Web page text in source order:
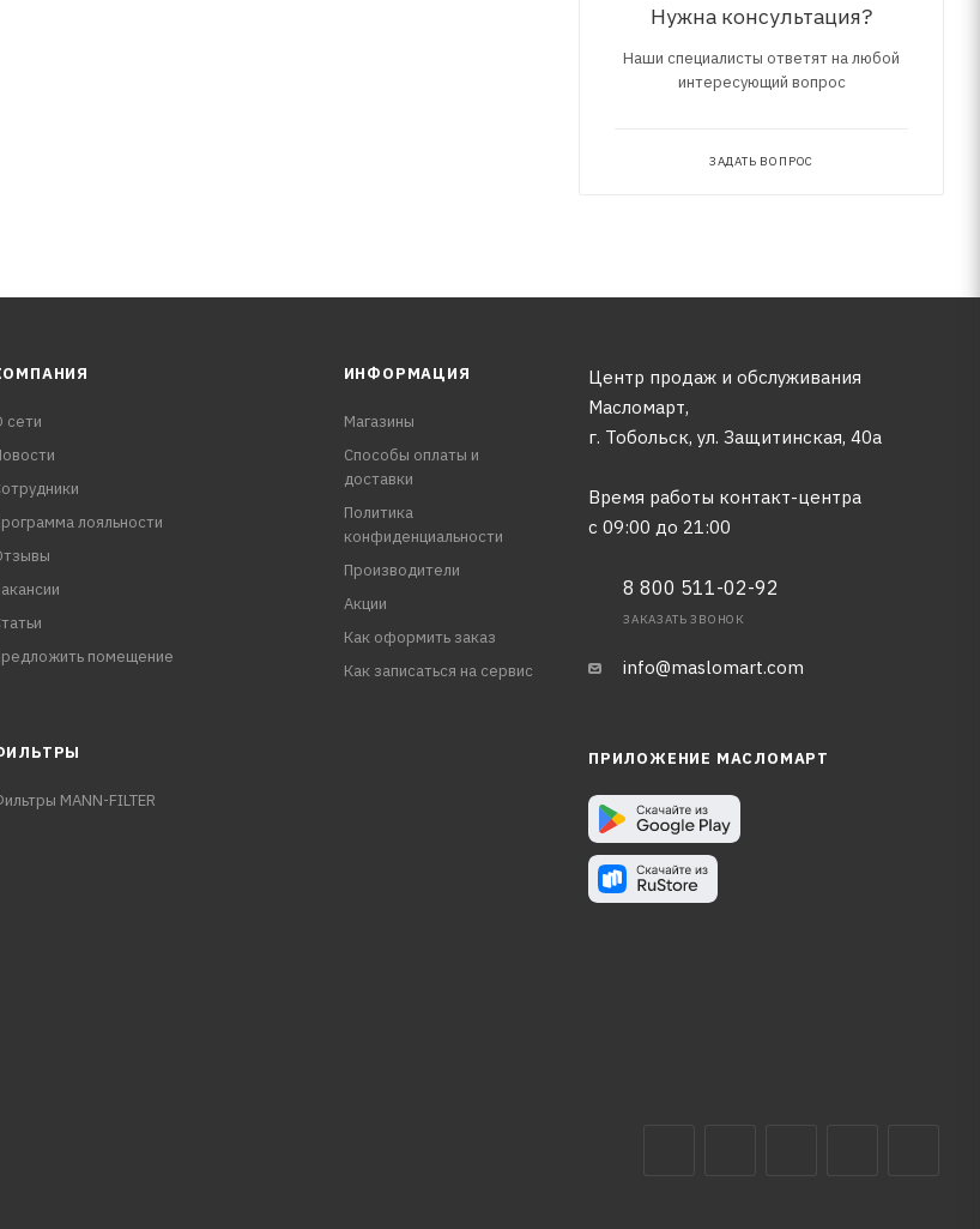
Нужна консультация?
Наши специалисты ответят на любой
интересующий вопрос
ЗАДАТЬ ВОПРОС
сети
лояльности
помещение
ИНФОРМАЦИЯ
Магазины
Способы оплаты и
доставки
Политика
конфиденциальности
Производители
Акции
Как оформить заказ
Как записаться на сервис
Центр продаж и обслуживания
Масломарт,
г. Тобольск, ул. Защитинская, 40а
Время работы контакт-центра
с 09:00 до 21:00
8 800 511-02-92
ЗАКАЗАТЬ ЗВОНОК
info@maslomart.com
MANN-FILTER
ПРИЛОЖЕНИЕ МАСЛОМАРТ